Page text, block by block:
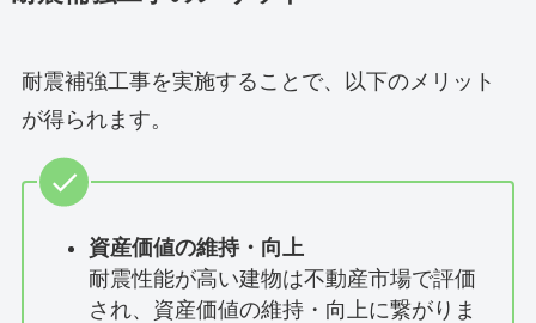
耐震補強工事を実施することで、以下のメリット
が得られます。
資産価値の維持・向上
耐震性能が高い建物は不動産市場で評価
され、資産価値の維持・向上に繋がりま